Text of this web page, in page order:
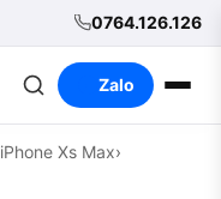
0764.126.126
Zalo
iPhone Xs Max›